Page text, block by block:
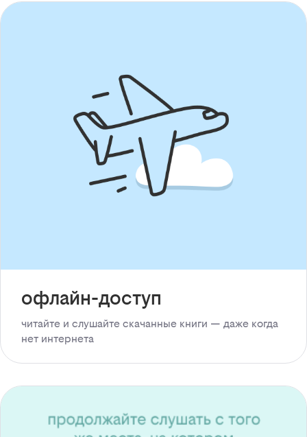
офлайн-доступ
читайте и слушайте скачанные книги — даже когда
нет интернета